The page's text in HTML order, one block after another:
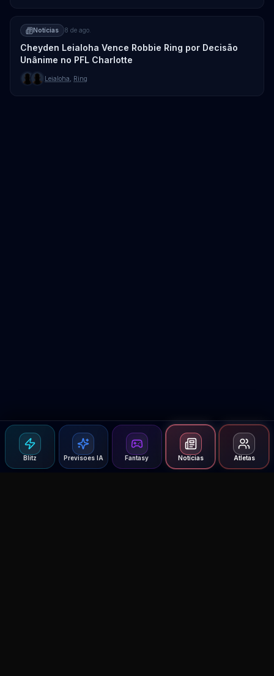
Blitz Previsoes IA Fantasy Notícias Atletas
Notícias 8 de ago.
Cheyden Leialoha Vence Robbie Ring por Decisão
Unânime no PFL Charlotte
Leialoha Ring